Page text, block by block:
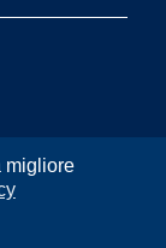
migliore